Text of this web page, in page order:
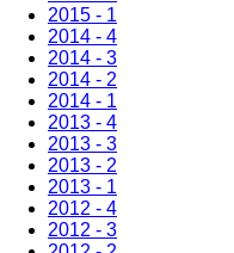
2015 - 1
2014 - 4
2014 - 3
2014 - 2
2014 - 1
2013 - 4
2013 - 3
2013 - 2
2013 - 1
2012 - 4
2012 - 3